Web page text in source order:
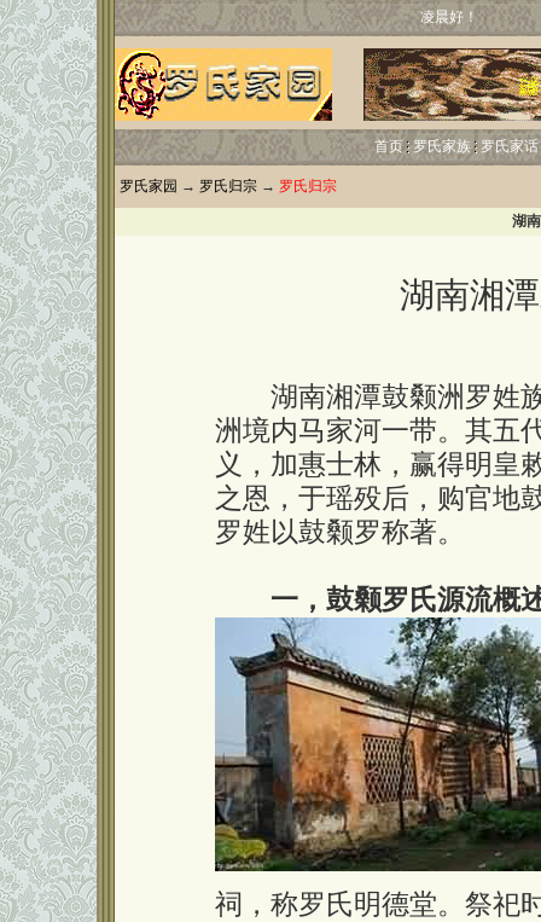
凌晨好！
首页 罗氏家族 罗氏家话
罗氏家园 → 罗氏归宗 → 罗氏归宗
湖
湖南湘
湖南湘潭鼓颡洲罗姓族
洲境内马家河一带。其五
义，加惠士林，赢得明皇
之恩，于瑶殁后，购官地
罗姓以鼓颡罗称著。
一，鼓颡罗氏源流概
祠，称罗氏明德堂。祭祀